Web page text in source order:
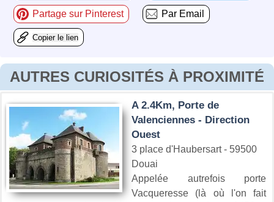
Partage sur Pinterest Par Email
Copier le lien
AUTRES CURIOSITÉS À PROXIMITÉ
A 2.4Km, Porte de
Valenciennes - Direction
Ouest
3 place d'Haubersart - 59500
Douai
Appelée autrefois porte
Vacqueresse (là où l'on fait